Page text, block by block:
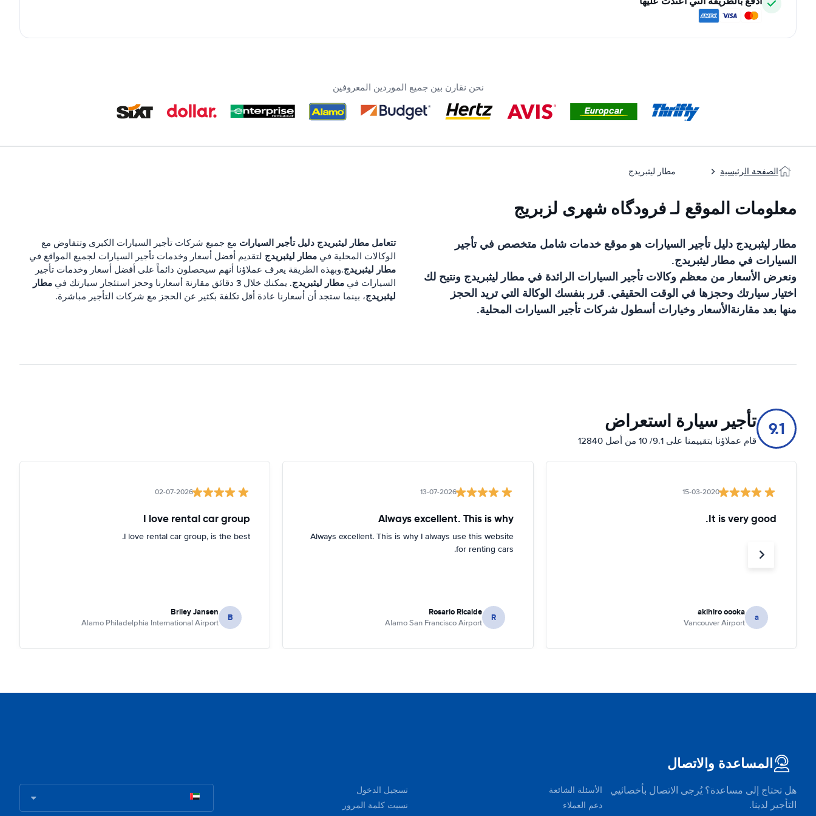
نحن نقارن بين جميع الموردين المعروفين
الصفحة الرئيسية مطار ليثبريدج
معلومات الموقع لـ فرودگاه شهری لزبریج
مطار ليثبريدج دليل تأجير السيارات هو موقع خدمات شامل متخصص في تأجير
السيارات في مطار ليثبريدج.
ونعرض الأسعار من معظم وكالات تأجير السيارات الرائدة في مطار ليثبريدج ونتيح لك
اختيار سيارتك وحجزها في الوقت الحقيقي. قرر بنفسك الوكالة التي تريد الحجز
منها بعد مقارنةالأسعار وخيارات أسطول شركات تأجير السيارات المحلية.
تتعامل مطار ليثبريدج دليل تأجير السيارات مع جميع شركات تأجير السيارات الكبرى وتتفاوض مع
الوكالات المحلية في مطار ليثبريدج لتقديم أفضل أسعار وخدمات تأجير السيارات لجميع المواقع في
مطار ليثبريدج.وبهذه الطريقة يعرف عملاؤنا أنهم سيحصلون دائماً على أفضل أسعار وخدمات تأجير
السيارات في مطار ليثبريدج. يمكنك خلال 3 دقائق مقارنة أسعارنا وحجز استئجار سيارتك في
مطار
ليثبريدج، بينما ستجد أن أسعارنا عادة أقل تكلفة بكثير عن الحجز مع شركات التأجير مباشرة.
9.1 تأجير سيارة استعراض
قام عملاؤنا بتقييمنا على 9.1/ 10 من أصل 12840
15-03-2020
It is very good.
a
akihiro oooka
Vancouver Airport
13-07-2026
Always excellent. This is why
Always excellent. This is why I always use this website
for renting cars.
R
Rosario Ricalde
Alamo San Francisco Airport
02-07-2026
I love rental car group
I love rental car group, is the best.
B
Briley Jansen
Alamo Philadelphia International Airport
المساعدة والاتصال
هل تحتاج إلى مساعدة؟ يُرجى الاتصال بأخصائيي
التأجير لدينا.
الأسئلة الشائعة
دعم العملاء
تسجيل الدخول
نسيت كلمة المرور